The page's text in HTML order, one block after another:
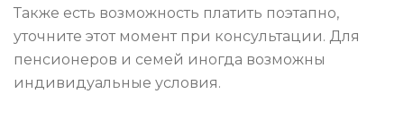
Также есть возможность платить поэтапно,
уточните этот момент при консультации. Для
пенсионеров и семей иногда возможны
индивидуальные условия.